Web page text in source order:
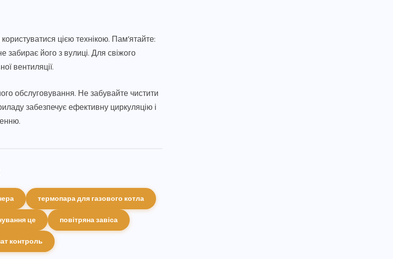
цією технікою. Пам’ятайте:
забирає його з вулиці. Для свіжого
вентиляції.
обслуговування. Не забувайте чистити
забезпечує ефективну циркуляцію і
термопара для газового котла
це повітряна завіса
контроль